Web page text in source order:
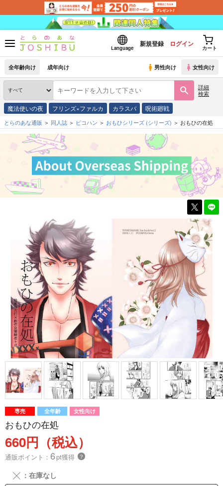
Language
新規登録 ログイン
カート
全年齢向け 成年向け 男性向け 女性向け
詳細
検索
魔法使いの夜 フリンズ×ファルカ カラスバ 呪術廻戦
とらのあな通販 同人誌 ピコハン おもひシリーズ (シリーズ) おもひの在処
専売 全年齢 女性向け
おもひの在処
660円（税込）
通販ポイント： 6pt獲得 ？
╳ ：在庫なし